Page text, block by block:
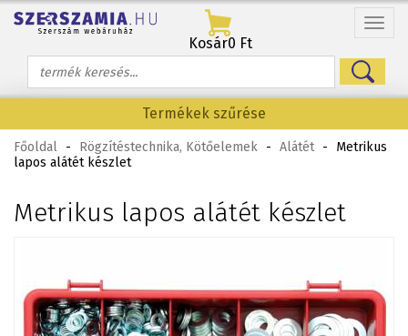
Menü
Kosár0 Ft
Termékek szűrése
Főoldal - Rögzítéstechnika, Kötőelemek - Alátét -
Metrikus
lapos alátét készlet
Metrikus lapos alátét készlet